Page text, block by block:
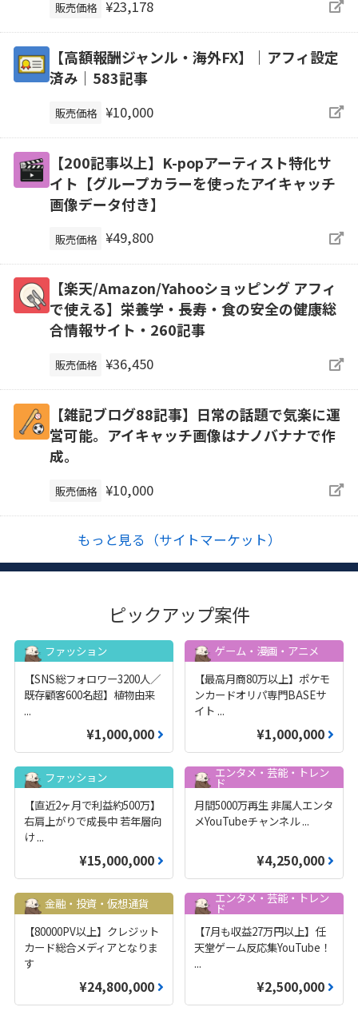
販売価格 ¥23,178
【高額報酬ジャンル・海外FX】｜アフィ設定
済み｜583記事
販売価格 ¥10,000
【200記事以上】K-popアーティスト特化サ
イト【グループカラーを使ったアイキャッチ
画像データ付き】
販売価格 ¥49,800
【楽天/Amazon/Yahooショッピング アフィ
で使える】栄養学・長寿・食の安全の健康総
合情報サイト・260記事
販売価格 ¥36,450
【雑記ブログ88記事】日常の話題で気楽に運
営可能。アイキャッチ画像はナノバナナで作
成。
販売価格 ¥10,000
もっと見る（サイトマーケット）
ピックアップ案件
ファッション
【SNS総フォロワー3200人／
既存顧客600名超】植物由来
...
¥1,000,000
ゲーム・漫画・アニメ
【最高月商80万以上】ポケモ
ンカードオリパ専門BASEサ
イト ...
¥1,000,000
ファッション
【直近2ヶ月で利益約500万】
右肩上がりで成長中 若年層向
け...
¥15,000,000
エンタメ・芸能・トレン
ド
月間5000万再生 非属人エンタ
メYouTubeチャンネル...
¥4,250,000
金融・投資・仮想通貨
【80000PV以上】クレジット
カード総合メディアとなりま
す
¥24,800,000
エンタメ・芸能・トレン
ド
【7月も収益27万円以上】任
天堂ゲーム反応集YouTube！
...
¥2,500,000